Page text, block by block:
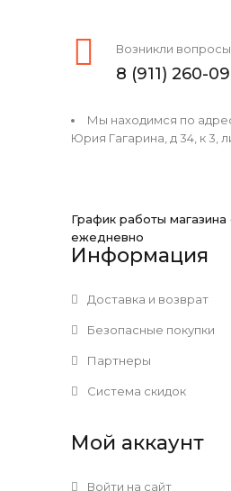
Возникли
8 (911) 260-
Мы находимся по
Юрия Гагарина, д 34, к 3,
График работы магазина
ежедневно
Информация
Доставка и возврат
Безопасные покупки
Партнеры
Система скидок
Мой аккаунт
Войти на сайт